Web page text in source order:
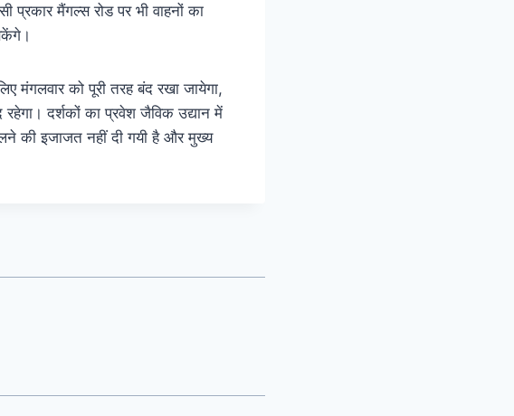
मैंगल्स रोड पर भी वाहनों का
मंगलवार को पूरी तरह बंद रखा जायेगा,
दर्शकों का प्रवेश जैविक उद्यान में
की इजाजत नहीं दी गयी है और मुख्य